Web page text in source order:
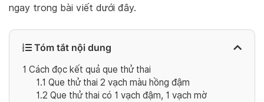
ngay trong bài viết dưới đây.
Tóm tắt nội dung
1 Cách đọc kết quả que thử thai
1.1 Que thử thai 2 vạch màu hồng đậm
1.2 Que thử thai có 1 vạch đậm, 1 vạch mờ